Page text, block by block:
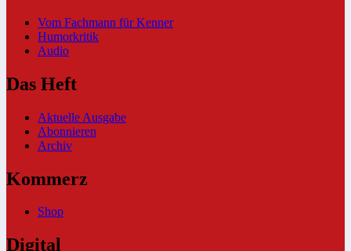
Vom Fachmann für Kenner
Humorkritik
Audio
Das Heft
Aktuelle Ausgabe
Abonnieren
Archiv
Kommerz
Shop
Digital